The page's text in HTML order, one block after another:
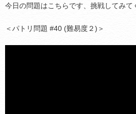
今日の問題はこちらです、挑戦してみて
＜パトリ問題 #40 (難易度２)＞